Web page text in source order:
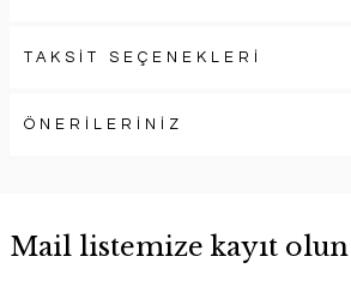
TAKSİT SEÇENEKLERİ
ÖNERİLERİNİZ
Mail listemize kayıt olun